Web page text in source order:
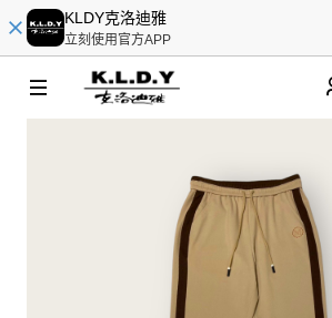
KLDY克洛迪雅
立刻使用官方APP